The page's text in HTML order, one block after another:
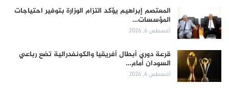
المعتصم إبراهيم يؤكد التزام الوزارة بتوفير احتياجات
المؤسسات…
أغسطس 6, 2026
قرعة دوري أبطال أفريقيا والكونفدرالية تضع رباعي
السودان أمام…
أغسطس 6, 2026